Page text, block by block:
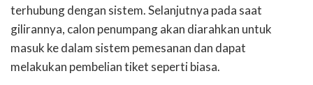
terhubung dengan sistem. Selanjutnya pada saat
gilirannya, calon penumpang akan diarahkan untuk
masuk ke dalam sistem pemesanan dan dapat
melakukan pembelian tiket seperti biasa.